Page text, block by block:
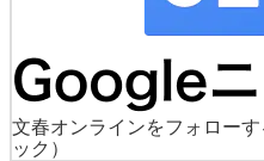
文春オンラインをフォローす
ック）